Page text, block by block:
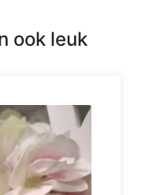
ook leuk